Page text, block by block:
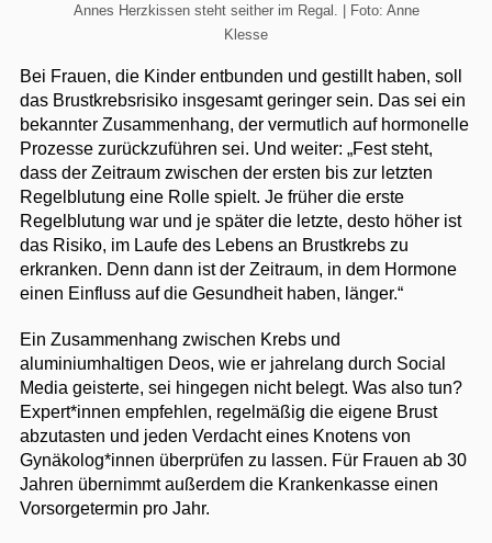
Annes Herzkissen steht seither im Regal. | Foto: Anne
Klesse
Bei Frauen, die Kinder entbunden und gestillt haben, soll
das Brustkrebsrisiko insgesamt geringer sein. Das sei ein
bekannter Zusammenhang, der vermutlich auf hormonelle
Prozesse zurückzuführen sei. Und weiter: „Fest steht,
dass der Zeitraum zwischen der ersten bis zur letzten
Regelblutung eine Rolle spielt. Je früher die erste
Regelblutung war und je später die letzte, desto höher ist
das Risiko, im Laufe des Lebens an Brustkrebs zu
erkranken. Denn dann ist der Zeitraum, in dem Hormone
einen Einfluss auf die Gesundheit haben, länger.“
Ein Zusammenhang zwischen Krebs und
aluminiumhaltigen Deos, wie er jahrelang durch Social
Media geisterte, sei hingegen nicht belegt. Was also tun?
Expert*innen empfehlen, regelmäßig die eigene Brust
abzutasten und jeden Verdacht eines Knotens von
Gynäkolog*innen überprüfen zu lassen. Für Frauen ab 30
Jahren übernimmt außerdem die Krankenkasse einen
Vorsorgetermin pro Jahr.